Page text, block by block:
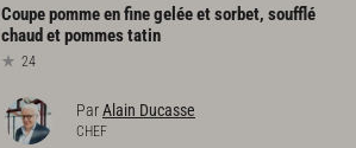
Coupepommeenfinegeléeetsorbet, soufflé
chaud etpommestatin
24
ParAlain Ducasse
CHEF